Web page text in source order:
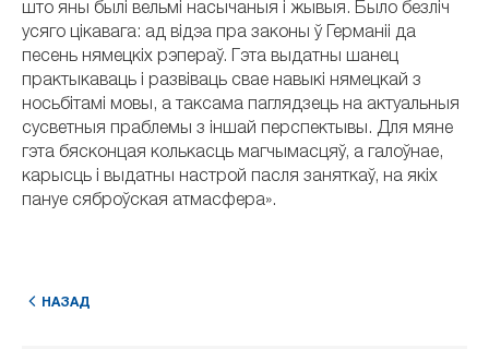
што яны былі вельмі насычаныя і жывыя. Было безліч
усяго цікавага: ад відэа пра законы ў Германіі да
песень нямецкіх рэпераў. Гэта выдатны шанец
практыкаваць і развіваць свае навыкі нямецкай з
носьбітамі мовы, а таксама паглядзець на актуальныя
сусветныя праблемы з іншай перспектывы. Для мяне
гэта бясконцая колькасць магчымасцяў, а галоўнае,
карысць і выдатны настрой пасля заняткаў, на якіх
пануе сяброўская атмасфера».
НАЗАД